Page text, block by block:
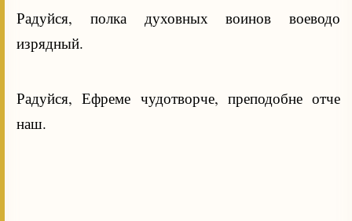
Радуйся, полка духовных воинов воеводо
изрядный.
Радуйся, Ефреме чудотворче, преподобне отче
наш.